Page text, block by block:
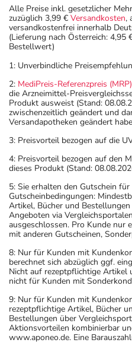
Alle Preise inkl. gesetzlicher
zuzüglich 3,99 € Versandkosten,
versandkostenfrei innerhalb
(Lieferung nach Österreich: 4,95
Bestellwert)
1: Unverbindliche
2: MediPreis-Referenzpreis (MRP)
die Arzneimittel-
Produkt ausweist (Stand:
zwischenzeitlich geändert und
Versandapotheken geändert
3: Preisvorteil bezogen auf die
4: Preisvorteil bezogen auf den
dieses Produkt (Stand:
5: Sie erhalten den Gutschein
Gutscheinbedingungen:
Artikel, Bücher und
Angeboten via
ausgeschlossen. Pro Kunde nur
mit anderen Gutscheinen,
8: Nur für Kunden mit
berechnet sich abzüglich ggf.
Nicht auf rezeptpflichtige Artikel
nicht für Kunden mit
9: Nur für Kunden mit
rezeptpflichtige Artikel, Bücher
Bestellungen über
Aktionsvorteilen kombinierbar
www.aponeo.de. Eine